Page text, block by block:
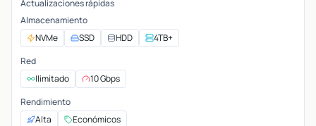
Actualizaciones rápidas
Almacenamiento
NVMe
SSD HDD
4TB+
Red
Ilimitado
10 Gbps
Rendimiento
Alta
Económicos